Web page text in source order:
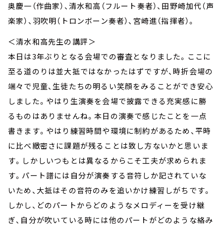
奥慶一（作曲家）、清水和高（フルート奏者）、田野崎加代（声
楽家）、羽吹明（トロンボーン奏者）、宮崎進（指揮者）。
＜清水和高先生の講評＞
本日は3年ぶりとなる会場での審査となりました。ここに
至る道のりは並大抵ではなかったはずですが、時折会場の
端々で児童、生徒たちの明るい笑顔をみることができ安心
しました。やはり生演奏を会場で披露できる充実感に勝
るものはありませんね。本日の演奏で感じたことを一点
書きます。やはり練習時間や環境に制約があるため、平時
に比べ緻密さに課題が残ることは致し方ないかと思いま
す。しかしいつもとは異なるからこそ工夫が求められま
す。パート譜には自分が演奏する音符しか記されていな
いため、大抵はその音符のみを追いかけ練習しがちです。
しかし、どのパートからどのようなメロディーを受け継
ぎ、自分が吹いている時には他のパートがどのような絡み